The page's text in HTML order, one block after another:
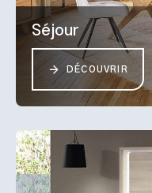
Séjour
DÉCOUVRIR